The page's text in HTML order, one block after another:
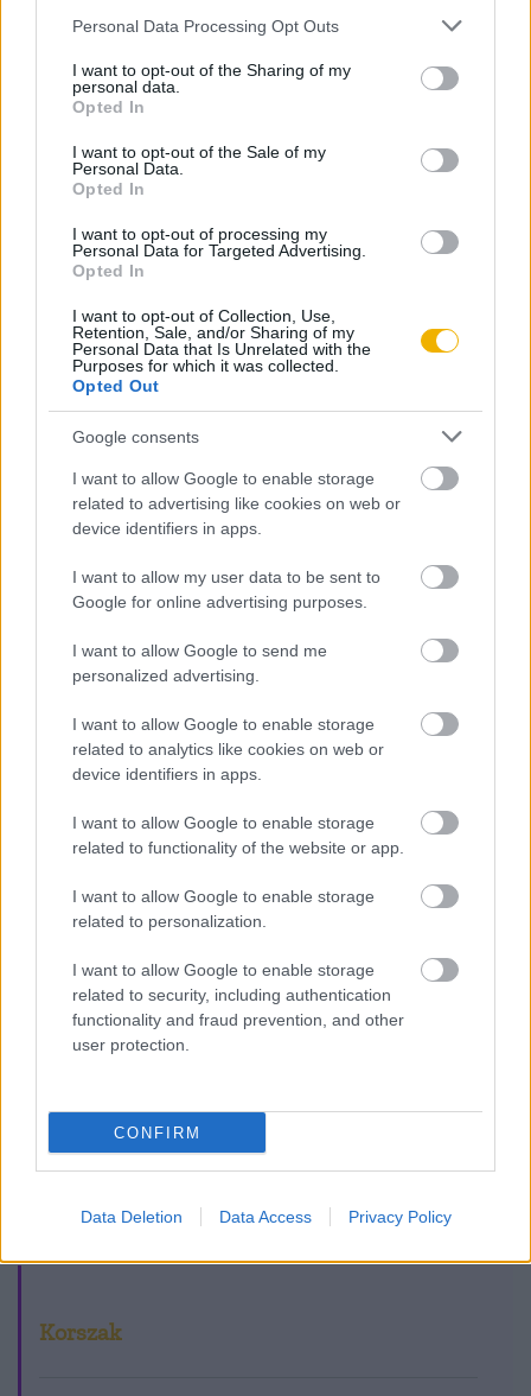
Please note that this website/app uses one or more Google
not limited to your visit or usage behaviour. You may click to
grant or deny consent to Google and its third-party tags to
use your data for below specified purposes in below Google
consent section.
Personal Data Processing Opt Outs
I want to opt-out of the Sharing of my
personal data.
Opted In
I want to opt-out of the Sale of my
Personal Data.
Opted In
I want to opt-out of processing my
Personal Data for Targeted Advertising.
Opted In
I want to opt-out of Collection, Use,
Retention, Sale, and/or Sharing of my
Personal Data that Is Unrelated with the
Purposes for which it was collected.
Opted Out
Google consents
I want to allow Google to enable storage
related to advertising like cookies on web or
device identifiers in apps.
I want to allow my user data to be sent to
Google for online advertising purposes.
I want to allow Google to send me
personalized advertising.
I want to allow Google to enable storage
related to analytics like cookies on web or
device identifiers in apps.
I want to allow Google to enable storage
related to functionality of the website or app.
I want to allow Google to enable storage
related to personalization.
I want to allow Google to enable storage
related to security, including authentication
functionality and fraud prevention, and other
user protection.
CONFIRM
Data Deletion Data Access Privacy Policy
REGISZTRÁCIÓ.
Szerző
Heckenast Gusztáv
A szerző cikkei
Tananyag
Magyar történelem
A magyar gazdaság a XVIII. században
Lapszám
1992/6.
Korszak